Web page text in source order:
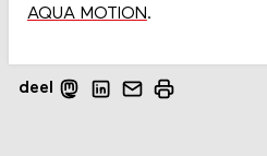
AQUA MOTION.
deel